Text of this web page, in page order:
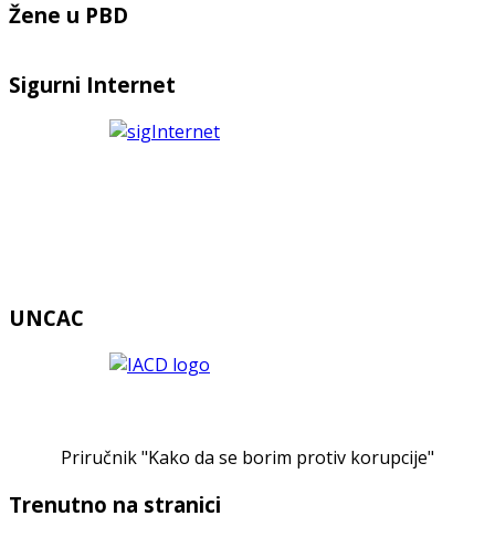
Žene u PBD
Sigurni Internet
UNCAC
Priručnik "Kako da se borim protiv korupcije"
Trenutno na stranici